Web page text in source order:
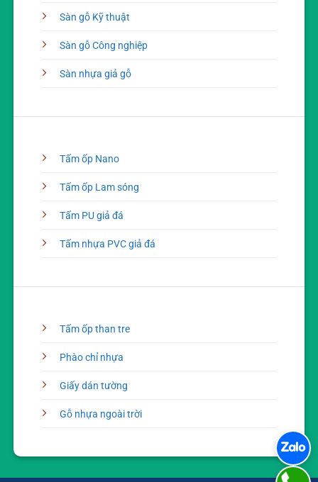
Sàn gỗ Kỹ thuật
Sàn gỗ Công nghiệp
Sàn nhựa giả gỗ
Tấm ốp Nano
Tấm ốp Lam sóng
Tấm PU giả đá
Tấm nhựa PVC giả đá
Tấm ốp than tre
Phào chỉ nhựa
Giấy dán tường
Gỗ nhựa ngoài trời